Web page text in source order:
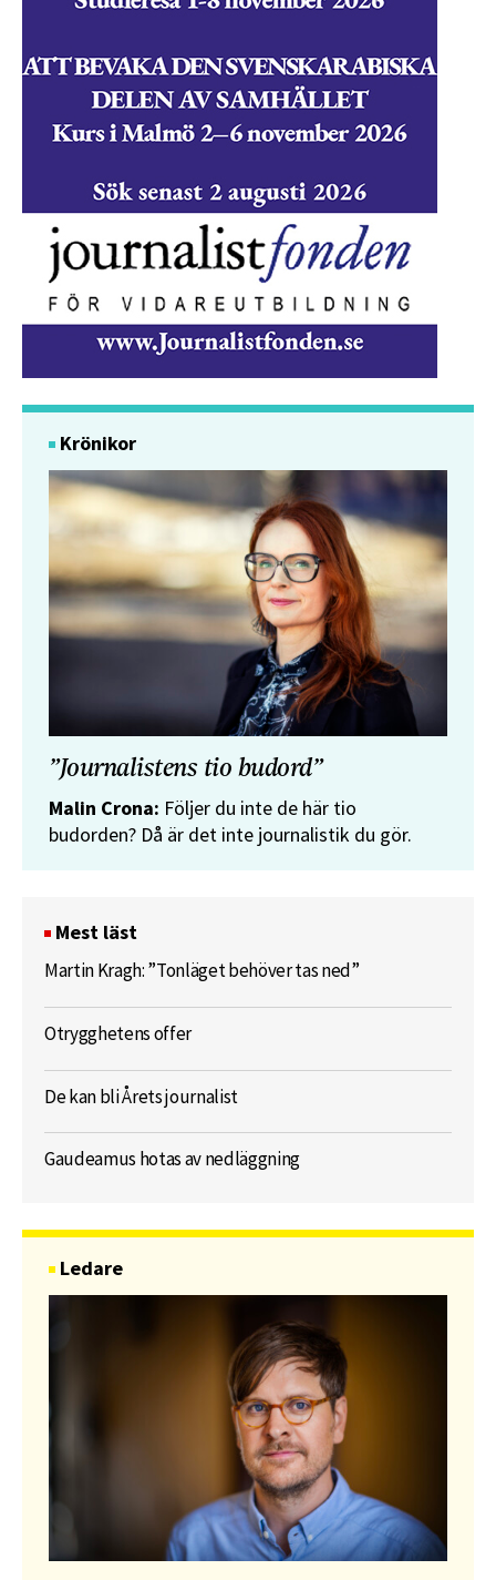
Krönikor
”Journalistens tio budord”
Malin Crona: Följer du inte de här tio
budorden? Då är det inte journalistik du gör.
Mest läst
Martin Kragh: ”Tonläget behöver tas ned”
Otrygghetens offer
De kan bli Årets journalist
Gaudeamus hotas av nedläggning
Ledare